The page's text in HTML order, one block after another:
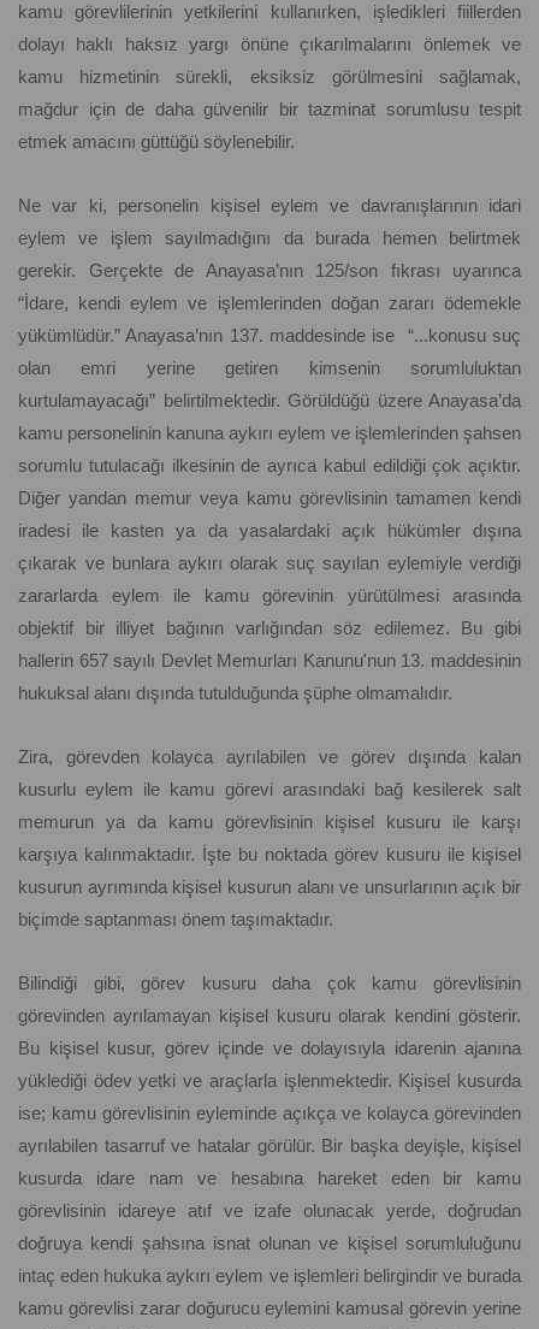
kamu görevlilerinin yetkilerini kullanırken, işledikleri fiillerden
dolayı haklı haksız yargı önüne çıkarılmalarını önlemek ve
kamu hizmetinin sürekli, eksiksiz görülmesini sağlamak,
mağdur için de daha güvenilir bir tazminat sorumlusu tespit
etmek amacını güttüğü söylenebilir.
Ne var ki, personelin kişisel eylem ve davranışlarının idari
eylem ve işlem sayılmadığını da burada hemen belirtmek
gerekir. Gerçekte de Anayasa’nın 125/son fıkrası uyarınca
“İdare, kendi eylem ve işlemlerinden doğan zararı ödemekle
yükümlüdür.” Anayasa’nın 137. maddesinde ise “...konusu suç
olan emri yerine getiren kimsenin sorumluluktan
kurtulamayacağı” belirtilmektedir. Görüldüğü üzere Anayasa’da
kamu personelinin kanuna aykırı eylem ve işlemlerinden şahsen
sorumlu tutulacağı ilkesinin de ayrıca kabul edildiği çok açıktır.
Diğer yandan memur veya kamu görevlisinin tamamen kendi
iradesi ile kasten ya da yasalardaki açık hükümler dışına
çıkarak ve bunlara aykırı olarak suç sayılan eylemiyle verdiği
zararlarda eylem ile kamu görevinin yürütülmesi arasında
objektif bir illiyet bağının varlığından söz edilemez. Bu gibi
hallerin 657 sayılı Devlet Memurları Kanunu'nun 13. maddesinin
hukuksal alanı dışında tutulduğunda şüphe olmamalıdır.
Zira, görevden kolayca ayrılabilen ve görev dışında kalan
kusurlu eylem ile kamu görevi arasındaki bağ kesilerek salt
memurun ya da kamu görevlisinin kişisel kusuru ile karşı
karşıya kalınmaktadır. İşte bu noktada görev kusuru ile kişisel
kusurun ayrımında kişisel kusurun alanı ve unsurlarının açık bir
biçimde saptanması önem taşımaktadır.
Bilindiği gibi, görev kusuru daha çok kamu görevlisinin
görevinden ayrılamayan kişisel kusuru olarak kendini gösterir.
Bu kişisel kusur, görev içinde ve dolayısıyla idarenin ajanına
yüklediği ödev yetki ve araçlarla işlenmektedir. Kişisel kusurda
ise; kamu görevlisinin eyleminde açıkça ve kolayca görevinden
ayrılabilen tasarruf ve hatalar görülür. Bir başka deyişle, kişisel
kusurda idare nam ve hesabına hareket eden bir kamu
görevlisinin idareye atıf ve izafe olunacak yerde, doğrudan
doğruya kendi şahsına isnat olunan ve kişisel sorumluluğunu
intaç eden hukuka aykırı eylem ve işlemleri belirgindir ve burada
kamu görevlisi zarar doğurucu eylemini kamusal görevin yerine